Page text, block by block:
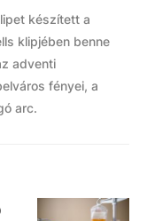
készített a
klipjében benne
adventi
fényei, a
arc.